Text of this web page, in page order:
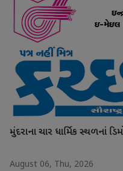
મુંદરાના ચાર ધાર્મિક સ્થળનાં
August 06, Thu, 2026